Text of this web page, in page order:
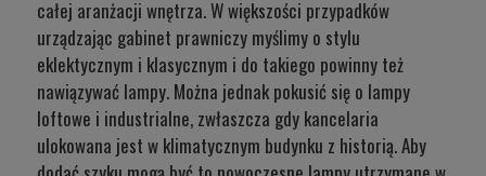
całej aranżacji wnętrza. W większości przypadków
urządzając gabinet prawniczy myślimy o stylu
eklektycznym i klasycznym i do takiego powinny też
nawiązywać lampy. Można jednak pokusić się o lampy
loftowe i industrialne, zwłaszcza gdy kancelaria
ulokowana jest w klimatycznym budynku z historią. Aby